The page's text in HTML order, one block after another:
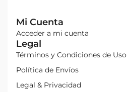
Mi Cuenta
Acceder a mi cuenta
Legal
Términos y Condiciones de Uso
Política de Envíos
Legal & Privacidad